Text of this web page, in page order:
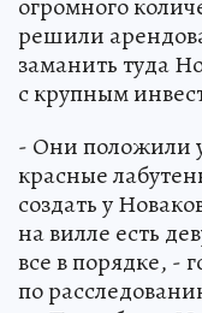
огромного
решили
заманить туда
с крупным
- Они положили
красные
создать у
на вилле есть
все в порядке, -
по